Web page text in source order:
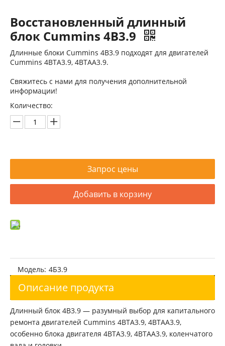
Восстановленный длинный
блок Cummins 4B3.9
Длинные блоки Cummins 4B3.9 подходят для двигателей
Cummins 4BTA3.9, 4BTAA3.9.
Свяжитесь с нами для получения дополнительной
информации!
Количество:
Запрос цены
Добавить в корзину
Модель: 4Б3.9
Описание продукта
Длинный блок 4B3.9 — разумный выбор для капитального
ремонта двигателей Cummins 4BTA3.9, 4BTAA3.9,
особенно блока двигателя 4BTA3.9, 4BTAA3.9, коленчатого